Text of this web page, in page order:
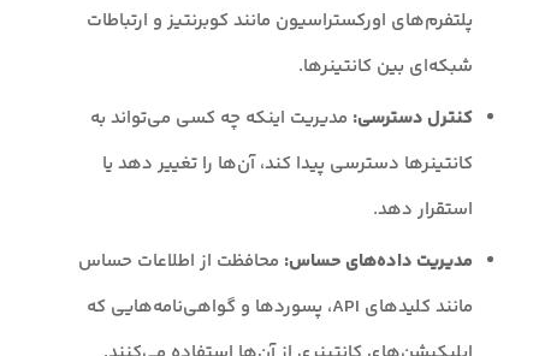
پلتفرم‌های اورکستراسیون مانند کوبرنتیز و ارتباطات
شبکه‌ای بین کانتینرها.
کنترل دسترسی: مدیریت اینکه چه کسی می‌تواند به
کانتینرها دسترسی پیدا کند، آن‌ها را تغییر دهد یا
استقرار دهد.
مدیریت داده‌های حساس: محافظت از اطلاعات حساس
مانند کلیدهای API، پسوردها و گواهی‌نامه‌هایی که